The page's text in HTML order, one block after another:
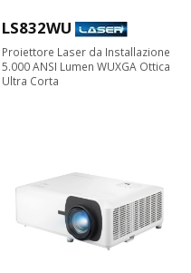
LS832WU
Proiettore Laser da Installazione
5.000 ANSI Lumen WUXGA Ottica
Ultra Corta